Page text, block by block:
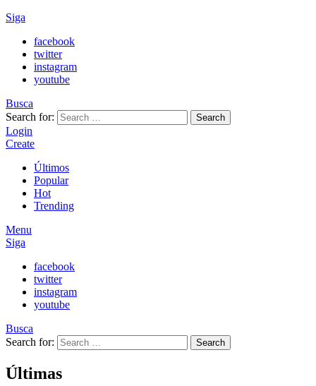
Siga
facebook
twitter
instagram
youtube
Busca
Search for:
Search
Login
Create
Últimos
Popular
Hot
Trending
Menu
Siga
facebook
twitter
instagram
youtube
Busca
Search for:
Search
Últimas